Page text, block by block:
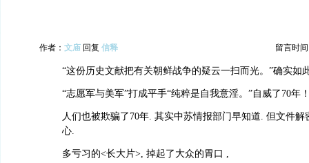
作者： 文庙 回复 信释 留言时间
“这份历史文献把有关朝鲜战争的疑云一扫而光。”确实如
“志愿军与美军”打成平手“纯粹是自我意淫。”自威了70年
人们也被欺骗了70年. 其实中苏情报部门早知道. 但文件解
心.
多亏习的<长大片>, 掉起了大众的胃口 ,